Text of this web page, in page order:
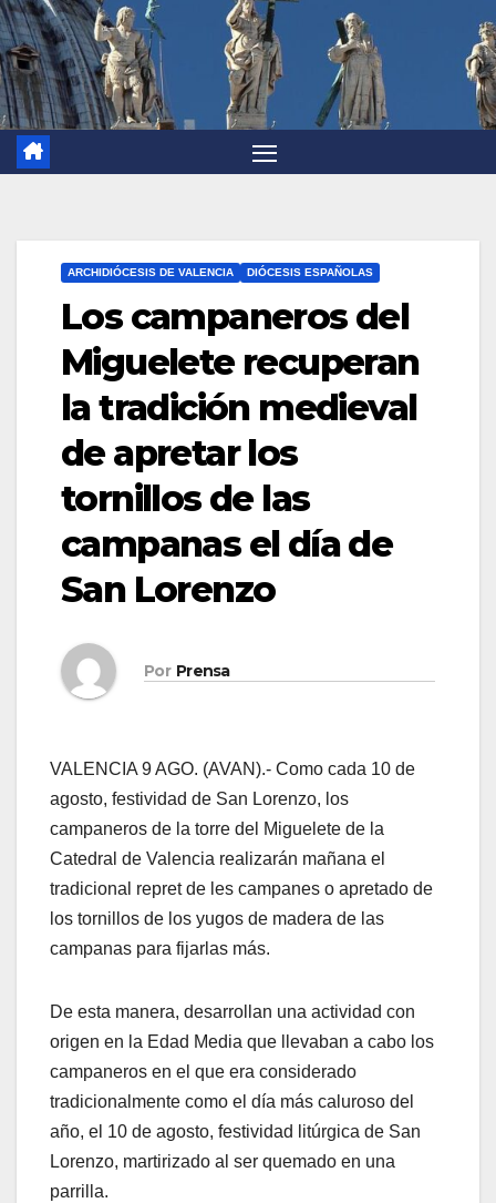
ARCHIDIÓCESIS DE VALENCIA DIÓCESIS ESPAÑOLAS
Los campaneros del
Miguelete recuperan
la tradición medieval
de apretar los
tornillos de las
campanas el día de
San Lorenzo
Por Prensa
VALENCIA 9 AGO. (AVAN).- Como cada 10 de
agosto, festividad de San Lorenzo, los
campaneros de la torre del Miguelete de la
Catedral de Valencia realizarán mañana el
tradicional repret de les campanes o apretado de
los tornillos de los yugos de madera de las
campanas para fijarlas más.
De esta manera, desarrollan una actividad con
origen en la Edad Media que llevaban a cabo los
campaneros en el que era considerado
tradicionalmente como el día más caluroso del
año, el 10 de agosto, festividad litúrgica de San
Lorenzo, martirizado al ser quemado en una
parrilla.